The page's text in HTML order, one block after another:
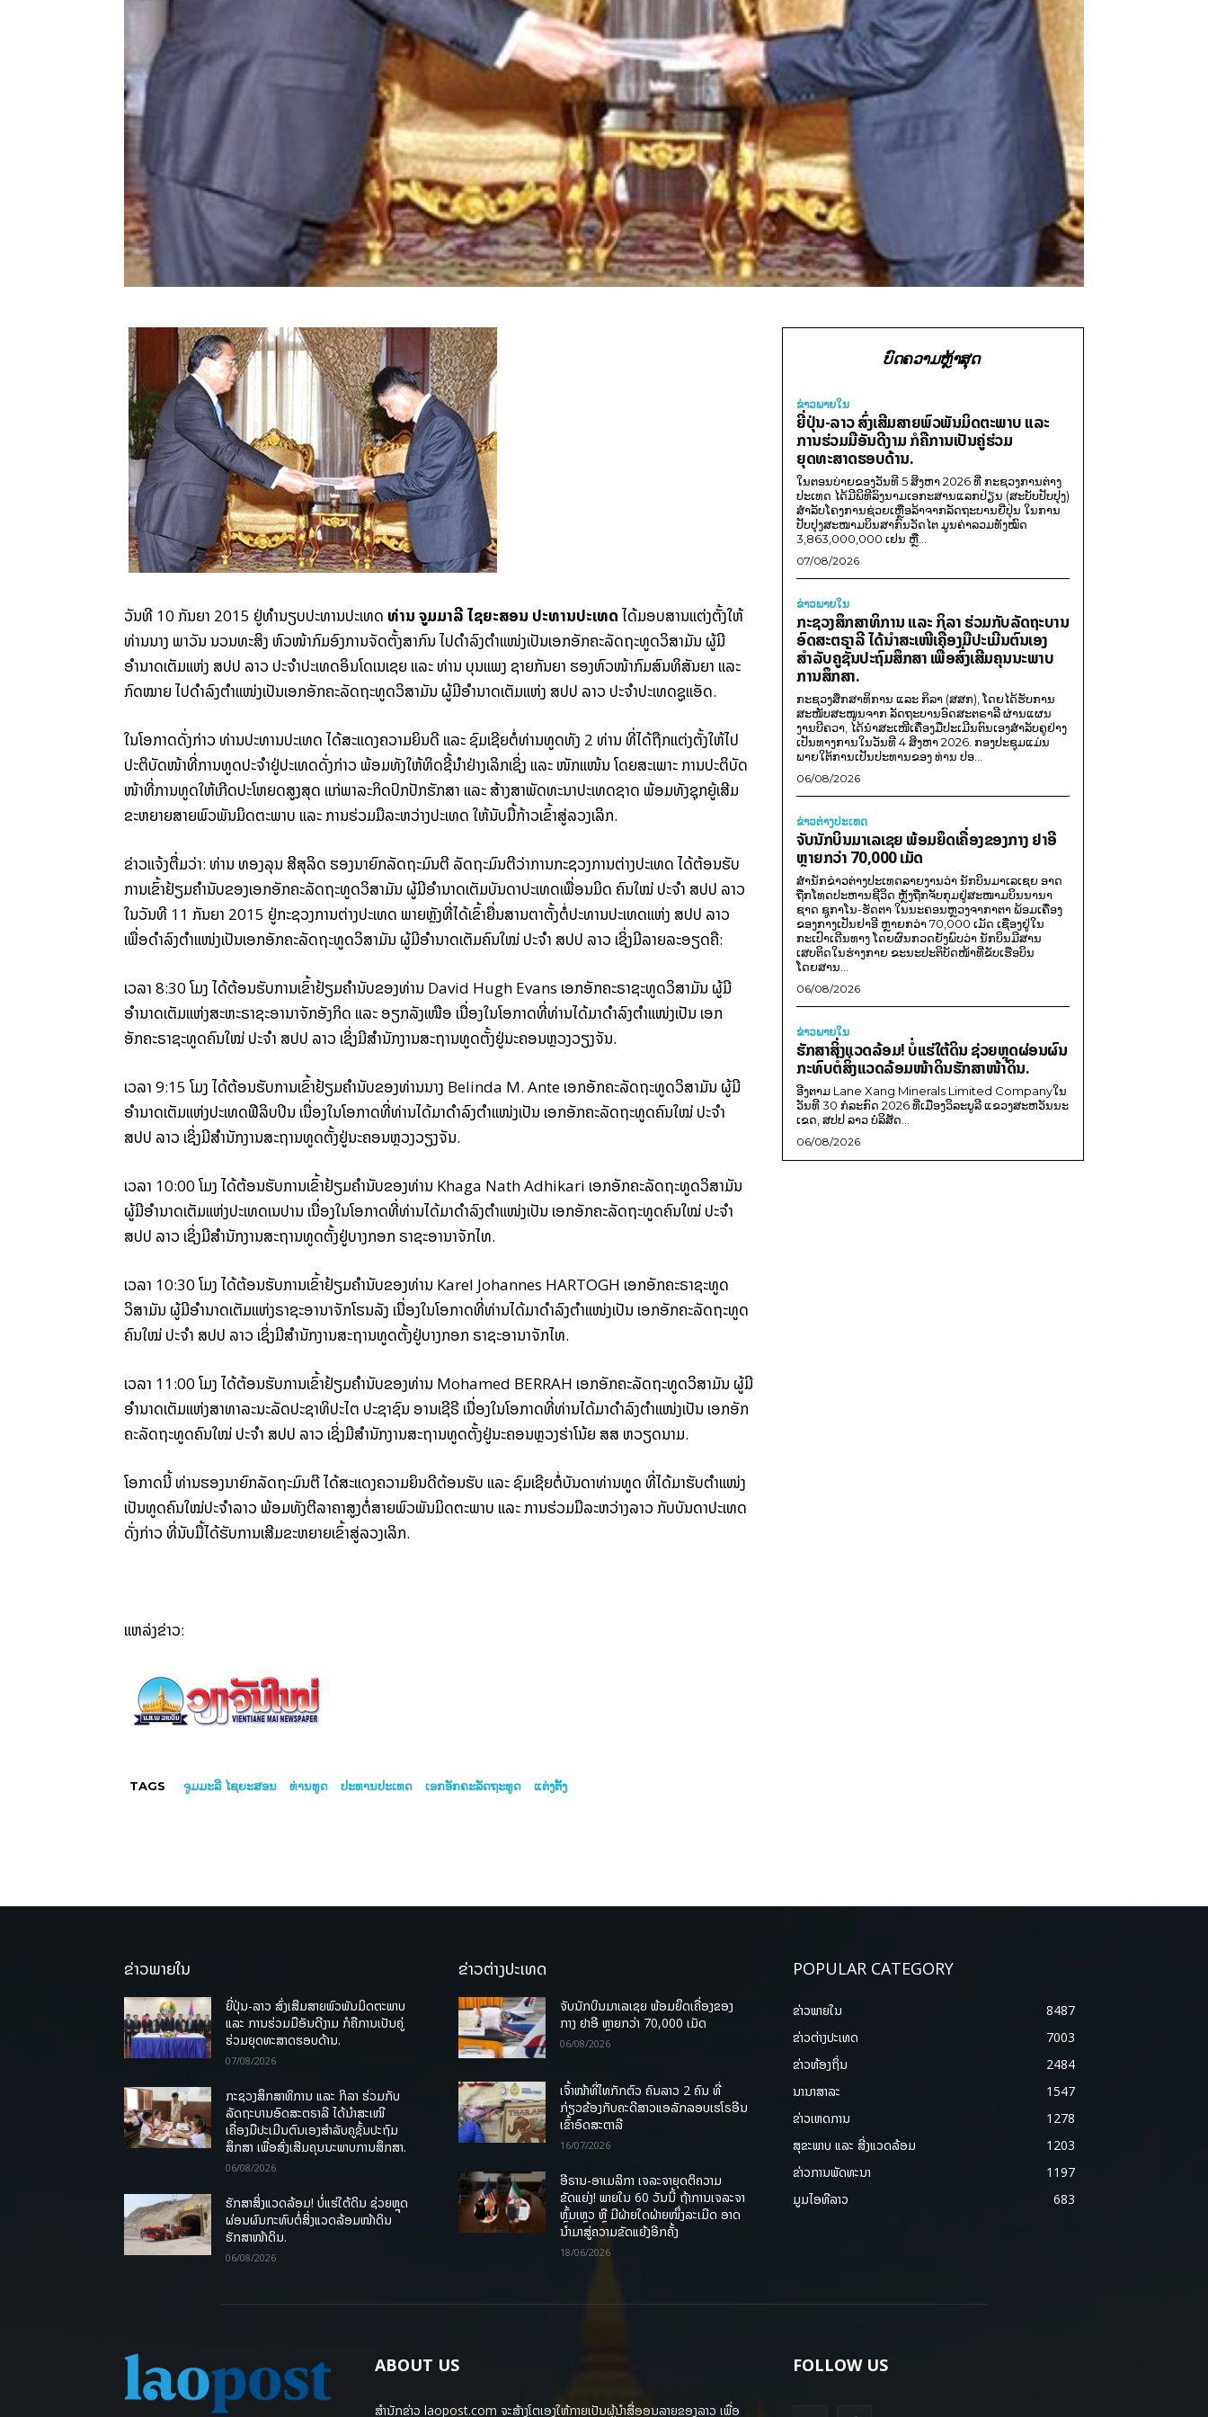
ວັນ​ທີ 10 ກັນຍາ 2015 ຢູ່ທຳ​ນຽບ​ປະທານ​ປະເທດ ທ່ານ ຈູມ​ມາລີ ໄຊ​ຍະ​ສອນ ປະທານ​ປະເທດ ໄດ້​ມອບ​ສານ​ແຕ່ງຕັ້ງ​ໃຫ້
ທ່ານນາງ ພາ​ວັນ ນວນ​ທະ​ສິງ ຫົວໜ້າ​ກົມ​ອົງ​ການຈັດຕັ້ງ​ສາກົນ ​ໄປ​ດຳລົງ​ຕຳແໜ່ງ​ເປັນ​ເອກ​ອັກຄະ​ລັດ​ຖະ​ທູດ​ວິສາມັນ ​ຜູ້​ມີ​
ອຳນາດ​ເຕັມ​ແຫ່ງ ​ສປປ ລາວ ປະຈຳ​ປະເທດ​ອິນ​ໂດ​ເນ​ເຊຍ ແລະ ທ່ານ ບຸນ​ແພງ ຊາຍ​ກັນຍາ ຮອງຫົວໜ້າ​ກົມ​ສົນທິສັນຍາ ແລະ
ກົດໝາຍ ໄປ​ດຳລົງ​ຕຳແໜ່ງເປັນ​ເອກ​ອັກ​ຄະ​ລັດ​ຖະ​ທູດ​ວິ​ສາມັນ ​ຜູ້​ມີ​ອຳນາດ​ເຕັມ​ແຫ່ງ ​ສປປ ລາວ ປະຈຳ​ປະເທດ​ຊູ​ແອັດ.
ໃນ​ໂອກາດ​ດັ່ງກ່າວ​ ທ່ານ​ປະທານ​ປະເທດ ໄດ້​ສະແດງ​ຄວາມຍິນ​ດີ ແລະ ຊົມເຊີຍ​ຕໍ່​ທ່ານ​ທູດທັງ 2 ທ່ານ ທີ່​ໄດ້​ຖືກ​ແຕ່ງຕັ້ງ​ໃຫ້ໄປ​
ປະຕິບັດ​ໜ້າທີ່​ການ​ທູດປະຈຳຢູ່​ປະເທດ​ດັ່ງກ່າວ​ ພ້ອມ​ທັງ​ໃຫ້​ທິດຊີ້​ນຳ​ຢ່າງ​ເລິກເຊິ່ງ ແລະ ໜັກແໜ້ນ ໂດຍ​ສະເພາະ ການ​ປະຕິບັດ​
ໜ້າທີ່​ການ​ທູດ​ໃຫ້​ເກີດ​ປະໂຫຍດ​ສູງ​ສຸດ ແກ່​ພາລະກິດ​ປົກປັກ​ຮັກສາ ແລະ ສ້າງສາ​ພັດ​ທະນາ​ປະເທດ​ຊາດ ພ້ອມ​ທັງ​ຊຸກຍູ້ເສີມ​
ຂະຫຍາຍ​ສາຍ​ພົວພັນ​ມິດຕະ​ພາບ ແລະ ການ​ຮ່ວມ​ມື​ລະຫວ່າງ​ປະເທດ​ ໃຫ້​ນັບ​ມື້​ກ້າວ​ເຂົ້າສູ່​ລວງ​ເລິກ.
ຂ່າວ​ແຈ້ງ​ຕື່ມ​ວ່າ: ທ່ານ ທອງ​ລຸນ ສີ​ສຸ​ລິດ ຮອງ​ນາຍົກ​ລັດຖະ​ມົນຕີ ລັດຖະມົນຕີ​ວ່າການ​ກະຊວງ​ການ​ຕ່າງປະເທດ ໄດ້​ຕ້ອນຮັບ​
ການ​ເຂົ້າ​ຢ້ຽມ​ຄຳນັບ​ຂອງເອກ​ອັກ​ຄະ​ລັດ​ຖະ​ທູດ​ວິສາມັນ ​ຜູ້​ມີອຳນາດ​ເຕັມ​ບັນດາ​ປະເທດ​ເພື່ອນມິດ ຄົນ​ໃໝ່ ປະຈຳ ​ສປປ ລາວ
ໃນ​ວັນ​ທີ 11 ກັນຍາ 2015 ຢູ່​ກະຊວງ​ການ​ຕ່າງປະເທດ ພາຍຫຼັງ​ທີ່ໄດ້​ເຂົ້າ​ຍື່ນ​ສານ​ຕາ​ຕັ້ງ​ຕໍ່​ປະທານປະເທດແຫ່ງ ​ສປປ ລາວ
ເພື່ອດຳລົງ​ຕຳແໜ່ງ​ເປັນ​ເອກ​ອັກ​ຄະລັດ​ຖະ​ທູດ​ວິສາມັນ ​ຜູ້​ມີ​ອຳນາດເຕັມຄົນ​ໃໝ່ ປະຈຳ ​ສປປ ລາວ ເຊິ່ງ​ມີ​ລາຍ​ລະອຽດຄື:
ເວລາ 8:30 ໂມງ ໄດ້​ຕ້ອນຮັບ​ການ​ເຂົ້າ​ຢ້ຽມ​ຄຳນັບ​ຂອງທ່ານ David Hugh Evans ເອກອັກ​ຄະ​ຣາ​ຊະ​ທູດ​ວິສາມັນ ​ຜູ້​ມີ​
ອຳນາດ​ເຕັມ​ແຫ່ງ​ສະຫະ​ຣາ​ຊະ​ອານາ​ຈັກ​ອັງກິດ ແລະ ອຽກ​ລັງເໜືອ ເນື່ອງ​ໃນ​ໂອກາດ​ທີ່​ທ່ານ​ໄດ້ມາ​ດຳລົງ​ຕຳແໜ່ງ​ເປັນ​ ເອກ​
ອັກຄະ​ຣາ​ຊະ​ທູດ​ຄົນ​ໃໝ່ ປະຈຳ ​ສປປ ລາວ ເຊິ່ງ​ມີ​ສຳນັກງານ​ສະຖານ​ທູດ​ຕັ້ງ​ຢູ່​ນະຄອນຫຼວງ​ວຽງຈັນ.
ເວລາ 9:15 ໂມງ ໄດ້​ຕ້ອນຮັບ​ການ​ເຂົ້າ​ຢ້ຽມ​ຄຳນັບ​ຂອງທ່ານ​ນາງ Belinda M. Ante ເອກ​ອັກ​ຄະ​ລັດ​ຖະ​ທູດ​ວິສາມັນ ຜູ້​ມີ​
ອຳນາດ​ເຕັມ​ແຫ່ງ​ປະເທດ​ຟີ​ລິບປິນ ເນື່ອງ​ໃນ​ໂອກາດ​ທີ່​ທ່ານ​ໄດ້ມາ​ດຳລົງ​ຕຳແໜ່ງເປັນ ເອກ​ອັກຄະ​ລັດ​ຖະ​ທູດ​ຄົນ​ໃໝ່ ປະຈຳ
ສປປ ລາວ ເຊິ່ງ​ມີ​ສຳນັກງານສະຖານທູດ​ຕັ້ງ​ຢູ່​ນະຄອນຫຼວງວຽງ​ຈັນ.
ເວລາ 10:00 ໂມງ ໄດ້​ຕ້ອນຮັບ​ການ​ເຂົ້າ​ຢ້ຽມ​ຄຳນັບ​ຂອງທ່ານ Khaga Nath Adhikari ເອກ​ອັກ​ຄະ​ລັດ​ຖະ​ທູດ​ວິສາມັນ ​
ຜູ້​ມີ​ອຳນາດ​ເຕັມ​ແຫ່ງ​ປະເທດ​ເນ​ປານ ເນື່ອງ​ໃນ​ໂອກາດ​ທີ່​ທ່ານ​ໄດ້​ມາດຳລົງ​ຕຳແໜ່ງ​ເປັນ ​ເອກ​ອັກ​ຄະລັດ​ຖະ​ທູດ​ຄົນ​ໃໝ່ ປະຈຳ ​
ສປປ ລາວ ເຊິ່ງ​ມີ​ສຳນັກງານ​ສະຖານທູດ​ຕັ້ງ​ຢູ່​ບາງກອກ ຣາ​ຊະ​ອານາຈັກ​ໄທ.
ເວລາ 10:30 ໂມງ ໄດ້ຕ້ອນຮັບ​ການ​ເຂົ້າ​ຢ້ຽມ​ຄຳນັບຂອງ​ທ່ານ Karel Johannes HARTOGH ເອກ​ອັກ​ຄະ​ຣາ​ຊະທູດ​
ວິສາມັນ ​ຜູ້​ມີ​ອຳນາດ​ເຕັມແຫ່ງ​ຣາ​ຊະ​ອານາຈັກ​ໂຮນ​ລັງ ເນື່ອງ​ໃນ​ໂອກາດ​ທີ່​ທ່ານ​ໄດ້​ມາດຳລົງ​ຕຳແໜ່ງ​ເປັນ ​ເອກ​ອັກ​ຄະລັດ​ຖະ​ທູດ​
ຄົນ​ໃໝ່ ປະຈຳ ​ສປປ ລາວ ເຊິ່ງ​ມີ​ສຳນັກງານ​ສະຖານທູດ​ຕັ້ງ​ຢູ່​ບາງກອກ ຣາ​ຊະ​ອານາຈັກ​ໄທ.
ເວລາ 11:00 ໂມງ ໄດ້​ຕ້ອນຮັບ​ການ​ເຂົ້າ​ຢ້ຽມ​ຄຳນັບ​ຂອງທ່ານ Mohamed BERRAH ເອກ​ອັກ​ຄະ​ລັດ​ຖະ​ທູດ​ວິສາມັນ ​ຜູ້​ມີ​
ອຳນາດ​ເຕັມ​ແຫ່ງ​ສາທາລະນະລັດ​ປະຊາທິປະໄຕ ປະຊາຊົນ ອານ​ເຊີ​ຣີ ເນື່ອງ​ໃນ​ໂອກາດ​ທີ່ທ່ານ​ໄດ້​ມາ​ດຳລົງ​ຕຳແໜ່ງ​ເປັນ ເອກ​ອັກ​
ຄະ​ລັດ​ຖະ​ທູດ​ຄົນ​ໃໝ່ ປະຈຳ ​ສປປ ລາວ ເຊິ່ງ​ມີ​ສຳນັກງານ​ສະຖານທູດ​ຕັ້ງ​ຢູ່​ນະຄອນຫຼວງ​ຮ່າ​ໂນ້ຍ ​ສສ ຫວຽດນາມ.
ໂອກາດ​ນີ້ ທ່ານ​ຮອງ​ນາຍົກລັດຖະມົນຕີ ໄດ້​ສະແດງ​ຄວາມຍິນ​ດີ​ຕ້ອນຮັບ ແລະ ຊົມເຊີຍ​ຕໍ່ບັນດາ​ທ່ານ​ທູດ​ ທີ່​ໄດ້​ມາ​ຮັບ​ຕຳແໜ່ງ​
ເປັນ​ທູດ​ຄົນ​ໃໝ່​ປະຈຳ​ລາວ ພ້ອມ​ທັງ​ຕີ​ລາຄາ​ສູງ​ຕໍ່​ສາຍ​ພົວພັນ​ມິດຕະພາບ ແລະ ການ​ຮ່ວມມື​ລະຫວ່າງ​ລາວ ກັບບັນດາ​ປະເທດ​
ດັ່ງກ່າວ ​ທີ່​ນັບ​ມື້​ໄດ້​ຮັບ​ການເສີມ​ຂະຫຍາຍ​ເຂົ້າ​ສູ່​ລວງ​ເລິກ.
ແຫລ່ງຂ່າວ:
TAGS ຈູມມະລີ ໄຊຍະສອນ ທ່ານທູດ ປະທານປະເທດ ເອກອັກຄະລັດຖະທູດ ແຕ່ງຕັ້ງ
ບົດຄວາມຫຼ້າສຸດ
ຂ່າວພາຍ​ໃນ
ຍີ່ປຸ່ນ-ລາວ ສົ່ງເສີມສາຍພົວພັນມິດຕະພາບ ແລະ
ການຮ່ວມມືອັນດີງາມ ກໍຄືການເປັນຄູ່ຮ່ວມ
ຍຸດທະສາດຮອບດ້ານ.
ໃນຕອນບ່າຍຂອງວັນທີ 5 ສິງຫາ 2026 ທີ່ ກະຊວງການຕ່າງ
ປະເທດ ໄດ້ມີພິທີລົງນາມເອກະສານແລກປ່ຽນ (ສະບັບປັບປຸງ)
ສໍາລັບໂຄງການຊ່ວຍເຫຼືອລ້າຈາກລັດຖະບານຍີ່ປຸ່ນ ໃນການ
ປັບປຸງສະໜາມບິນສາກົນວັດໄຕ ມູນຄ່າລວມທັງໝົດ
3,863,000,000 ເຢນ ຫຼື...
07/08/2026
ຂ່າວພາຍ​ໃນ
ກະຊວງສຶກສາທິການ ແລະ ກິລາ ຮ່ວມກັບລັດຖະບານ
ອົດສະຕຣາລີ ໄດ້ນຳສະເໜີເຄື່ອງມືປະເມີນຕົນເອງ
ສຳລັບຄູຊັ້ນປະຖົມສຶກສາ ເພື່ອສົ່ງເສີມຄຸນນະພາບ
ການສຶກສາ.
ກະຊວງສຶກສາທິການ ແລະ ກິລາ (ສສກ), ໂດຍໄດ້ຮັບການ
ສະໜັບສະໜູນຈາກ ລັດຖະບານອົດສະຕຣາລີ ຜ່ານແຜນ
ງານບີຄວາ, ໄດ້ນຳສະເໜີເຄື່ອງມືປະເມີນຕົນເອງສຳລັບຄູຢ່າງ
ເປັນທາງການໃນວັນທີ 4 ສິງຫາ 2026. ກອງປະຊຸມແມ່ນ
ພາຍໃຕ້ການເປັນປະທານຂອງ ທ່ານ ປອ...
06/08/2026
ຂ່າວຕ່າງປະເທດ
ຈັບນັກບິນມາເລເຊຍ ພ້ອມຍຶດເຄື່ອງຂອງກາງ ຢາອີ
ຫຼາຍກວ່າ 70,000 ເມັດ
ສຳນັກຂ່າວຕ່າງປະເທດລາຍງານວ່າ ນັກບິນມາເລເຊຍ ອາດ
ຖືກໂທດປະຫານຊີວິດ ຫຼັງຖືກຈັບກຸມຢູ່ສະໜາມບິນນານາ
ຊາດ ຊູກາໂນ-ຮັດຕາ ໃນນະຄອນຫຼວງຈາກາຕາ ພ້ອມເຄື່ອງ
ຂອງກາງເປັນຢາອີ ຫຼາຍກວ່າ 70,000 ເມັດ ເຊື່ອງຢູ່ໃນ
ກະເປົາເດີນທາງ ໂດຍຜົນກວດຍັງພົບວ່າ ນັກບິນມີສານ
ເສບຕິດໃນຮ່າງກາຍ ຂະນະປະຕິບັດໜ້າທີ່ຂັບເຮືອບິນ
ໂດຍສານ...
06/08/2026
ຂ່າວພາຍ​ໃນ
ຮັກສາສິ່ງແວດລ້ອມ! ບໍ່ແຮ່ໃຕ້ດິນ ຊ່ວຍຫຼຸດຜ່ອນຜົນ
ກະທົບຕໍ່ສິ່ງແວດລ້ອມໜ້າດິນຮັກສາໜ້າດິນ.
ອີງຕາມ Lane Xang Minerals Limited Companyໃນ
ວັນທີ 30 ກໍລະກົດ 2026 ທີ່ເມືອງວິລະບູລີ ແຂວງສະຫວັນນະ
ເຂດ, ສປປ ລາວ ບໍລິສັດ...
06/08/2026
ຂ່າວພາຍໃນ
ຍີ່ປຸ່ນ-ລາວ ສົ່ງເສີມສາຍພົວພັນມິດຕະພາບ
ແລະ ການຮ່ວມມືອັນດີງາມ ກໍຄືການເປັນຄູ່
ຮ່ວມຍຸດທະສາດຮອບດ້ານ.
07/08/2026
ກະຊວງສຶກສາທິການ ແລະ ກິລາ ຮ່ວມກັບ
ລັດຖະບານອົດສະຕຣາລີ ໄດ້ນຳສະເໜີ
ເຄື່ອງມືປະເມີນຕົນເອງສຳລັບຄູຊັ້ນປະຖົມ
ສຶກສາ ເພື່ອສົ່ງເສີມຄຸນນະພາບການສຶກສາ.
06/08/2026
ຮັກສາສິ່ງແວດລ້ອມ! ບໍ່ແຮ່ໃຕ້ດິນ ຊ່ວຍຫຼຸດ
ຜ່ອນຜົນກະທົບຕໍ່ສິ່ງແວດລ້ອມໜ້າດິນ
ຮັກສາໜ້າດິນ.
06/08/2026
ຂ່າວຕ່າງປະເທດ
ຈັບນັກບິນມາເລເຊຍ ພ້ອມຍຶດເຄື່ອງຂອງ
ກາງ ຢາອີ ຫຼາຍກວ່າ 70,000 ເມັດ
06/08/2026
ເຈົ້າໜ້າທີ່ໄທກັກຕົວ ຄົນລາວ 2 ຄົນ ທີ່
ກ່ຽວຂ້ອງກັບຄະດີສາວແອລັກລອບເຮໂຣອີນ
ເຂົ້າອົດສະຕາລີ
16/07/2026
ອີຣານ-ອາເມລິກາ ເຈລະຈາຍຸດຕິຄວາມ
ຂັດແຍ່ງ! ພາຍໃນ 60 ວັນນີ້ ຖ້າການເຈລະຈາ
ຫຼົ້ມເຫຼວ ຫຼື ມີຝ່າຍໃດຝ່າຍໜຶ່ງລະເມີດ ອາດ
ນໍາມາສູ່ຄວາມຂັດແຍ້ງອີກຄັ້ງ
18/06/2026
POPULAR CATEGORY
ຂ່າວພາຍ​ໃນ
8487
ຂ່າວຕ່າງປະເທດ
7003
ຂ່າວທ້ອງຖິ່ນ
2484
ນານາສາລະ
1547
ຂ່າວເຫດການ
1278
ສຸຂະພາບ ແລະ ສີ່ງແວດລ້ອມ
1203
ຂ່າວການພັດທະນາ
1197
ມູມໄອທີລາວ
683
ABOUT US
ສຳນັກຂ່າວ laopost.com ຈະສ້າງໂຕເອງໃຫ້ກາຍເປັນຜູ້ນຳສື່ອອນລາຍຂອງລາວ ເພື່ອ
FOLLOW US